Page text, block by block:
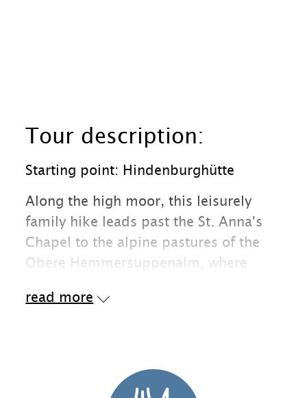
Tour description:
Starting point: Hindenburghütte
Along the high moor, this leisurely
family hike leads past the St. Anna's
Chapel to the alpine pastures of the
Obere Hemmersuppenalm, where
Enjoy with your family the peace and
mountains of the Chiemgau, in one of
the most beautiful hiking areas in our
read more